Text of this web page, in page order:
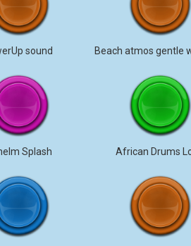
sound
Splash African Drums